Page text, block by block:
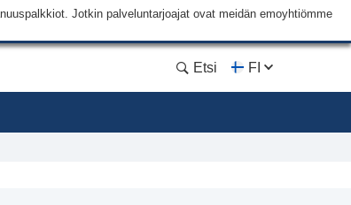
Jotkin palveluntarjoajat ovat meidän emoyhtiömme
Etsi FI